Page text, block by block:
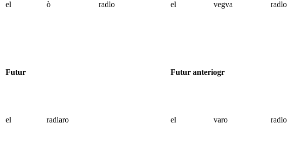
el ò radlo el vegva radlo
Futur Futur anteriogr
el radlaro el varo radlo